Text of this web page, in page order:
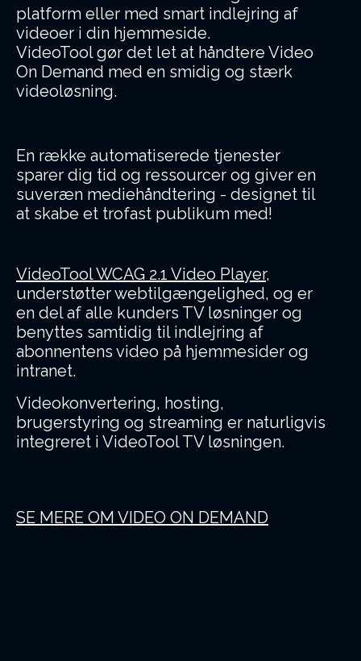
platform eller med smart indlejring af
videoer i din hjemmeside.
VideoTool gør det let at håndtere Video
On Demand med en smidig og stærk
videoløsning.
En række automatiserede tjenester
sparer dig tid og ressourcer og giver en
suveræn mediehåndtering - designet til
at skabe et trofast publikum med!
VideoTool WCAG 2.1 Video Player,
understøtter webtilgængelighed, og er
en del af alle kunders TV løsninger og
benyttes samtidig til indlejring af
abonnentens video på hjemmesider og
intranet.
Videokonvertering, hosting,
brugerstyring og streaming er naturligvis
integreret i VideoTool TV løsningen.
SE MERE OM VIDEO ON DEMAND